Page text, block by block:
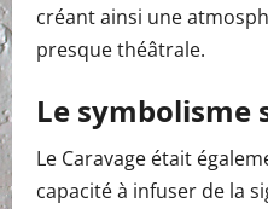
créant ainsi une
presque théâtrale.
Le symbolisme
Le Caravage était
capacité à infuser de la